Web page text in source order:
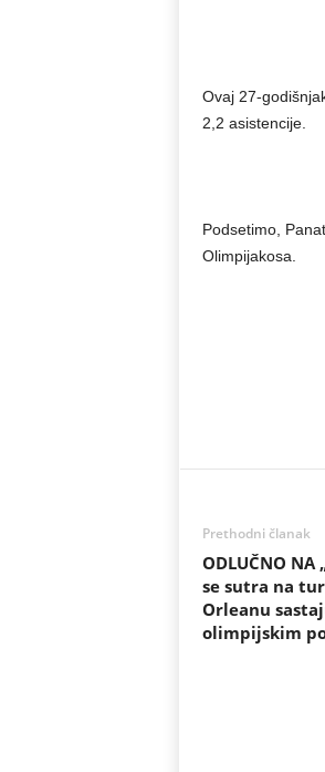
Ovaj 27-
2,2 asistencije.
Podsetimo,
Olimpijakosa.
Prethodni članak
ODLUČNO NA
se sutra na
Orleanu
olimpijskim